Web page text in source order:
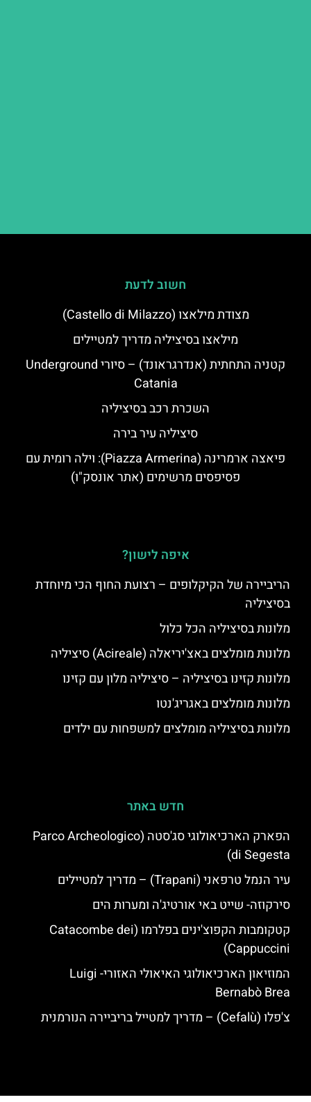
חשוב לדעת
מצודת מילאצו (Castello di Milazzo)
מילאצו בסיציליה מדריך למטיילים
קטניה התחתית (אנדרגראונד) – סיורי Underground
Catania
השכרת רכב בסיציליה
סיציליה עיר בירה
פיאצה ארמרינה (Piazza Armerina): וילה רומית עם
פסיפסים מרשימים (אתר אונסק"ו)
איפה לישון?
הריביירה של הקיקלופים – רצועת החוף הכי מיוחדת
בסיציליה
מלונות בסיציליה הכל כלול
מלונות מומלצים באצ'יריאלה (Acireale) סיציליה
מלונות קזינו בסיציליה – סיציליה מלון עם קזינו
מלונות מומלצים באגריג'נטו
מלונות בסיציליה מומלצים למשפחות עם ילדים
חדש באתר
הפארק הארכיאולוגי סג'סטה (Parco Archeologico
di Segesta)
עיר הנמל טרפאני (Trapani) – מדריך למטיילים
סירקוזה- שייט באי אורטיג'ה ומערות הים
קטקומבות הקפוצ'ינים בפלרמו (Catacombe dei
Cappuccini)
המוזיאון הארכיאולוגי האיאולי האזורי- Luigi
Bernabò Brea
צ'פלו (Cefalù) – מדריך למטייל בריביירה הנורמנית